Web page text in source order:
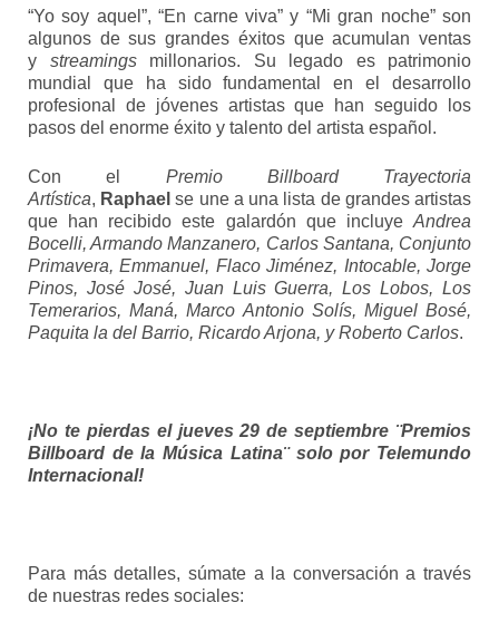
“Yo soy aquel”, “En carne viva” y “Mi gran noche” son
algunos de sus grandes éxitos que acumulan ventas
y streamingsmillonarios.
Su legado es patrimonio
mundial que ha sido fundamental en el desarrollo
profesional de jóvenes artistas que han seguido los
pasos del enorme éxito y talento del artista español.
Con el Premio Billboard Trayectoria
Artística, Raphael se une a una lista de grandes artistas
que han recibido este galardón que incluye Andrea
Bocelli, Armando Manzanero, Carlos Santana, Conjunto
Primavera, Emmanuel, Flaco Jiménez, Intocable, Jorge
Pinos, José José, Juan Luis Guerra, Los Lobos, Los
Temerarios, Maná, Marco Antonio Solís, Miguel Bosé,
Paquita la del Barrio, Ricardo Arjona, y Roberto Carlos.
¡No te pierdas el jueves 29 de septiembre ¨Premios
Billboard de la Música Latina¨ solo por Telemundo
Internacional!
Para más detalles, súmate a la conversación a través
de nuestras redes sociales: